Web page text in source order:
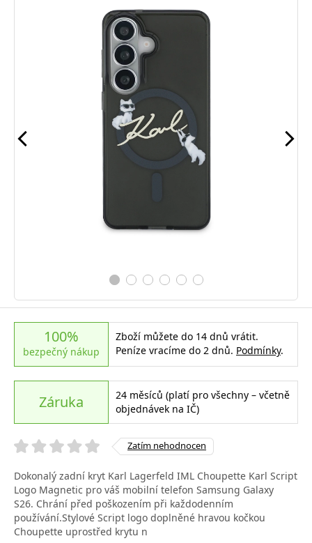
100%
bezpečný nákup
Zboží můžete do 14 dnů vrátit.
Peníze vracíme do 2 dnů. Podmínky.
Záruka
24 měsíců (platí pro všechny – včetně
objednávek na IČ)
Zatím nehodnocen
Dokonalý zadní kryt Karl Lagerfeld IML Choupette Karl Script
Logo Magnetic pro váš mobilní telefon Samsung Galaxy
S26. Chrání před poškozením při každodenním
používání.Stylové Script logo doplněné hravou kočkou
Choupette uprostřed krytu n